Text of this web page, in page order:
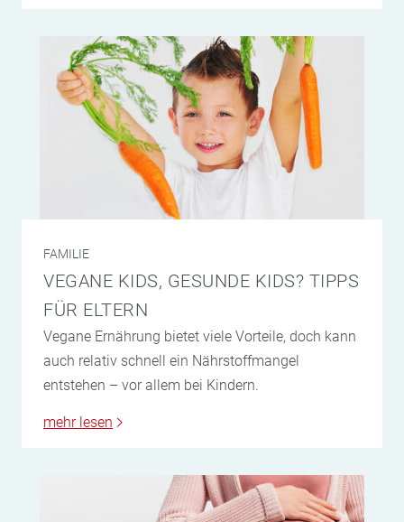
FAMILIE
VEGANE KIDS, GESUNDE KIDS? TIPPS
FÜR ELTERN
Vegane Ernährung bietet viele Vorteile, doch kann
auch relativ schnell ein Nährstoffmangel
entstehen – vor allem bei Kindern.
mehr lesen